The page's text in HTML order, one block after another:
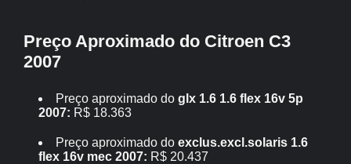
Preço Aproximado do Citroen C3
2007
Preço aproximado doglx 1.6 1.6 flex 16v 5p
2007: R$ 18.363
Preço aproximado doexclus.excl.solaris 1.6
flex 16v mec 2007: R$ 20.437